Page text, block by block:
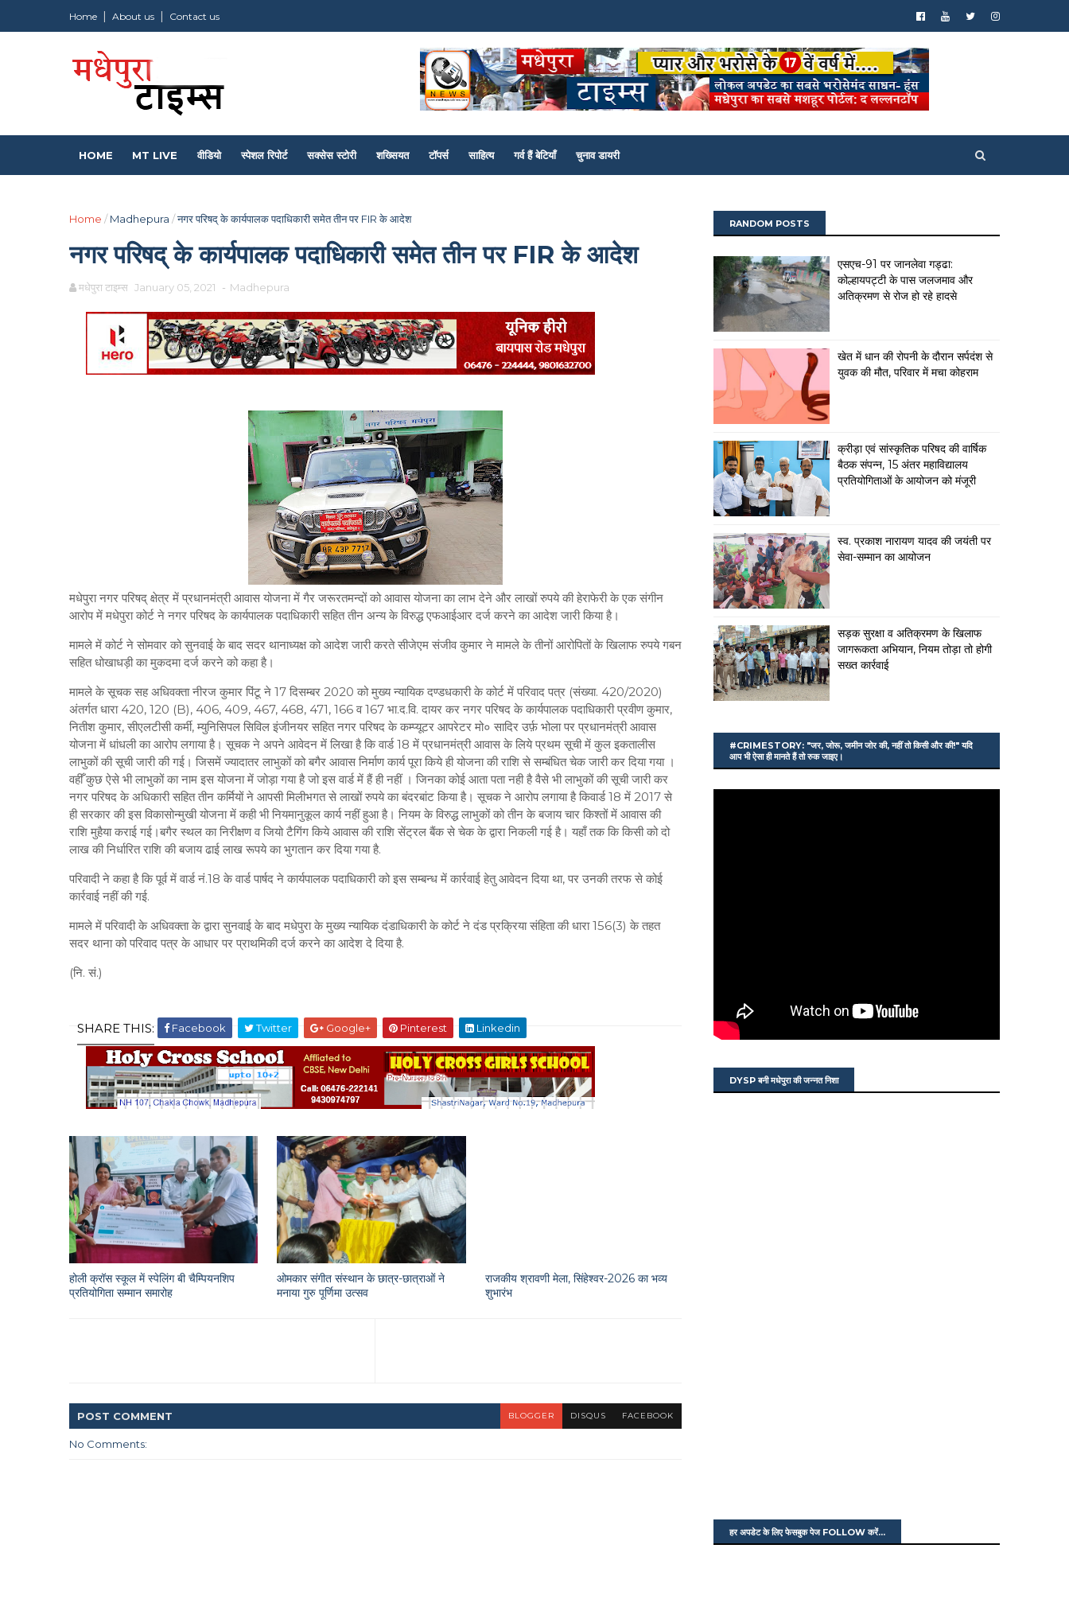
Home About us Contact us
HOME MT LIVE वीडियो स्पेशल रिपोर्ट सक्सेस स्टोरी शख्सियत टॉपर्स साहित्य गर्व हैं बेटियाँ चुनाव डायरी
Home / Madhepura /नगर परिषद् के कार्यपालक पदाधिकारी समेत तीन पर FIR के आदेश
नगर परिषद् के कार्यपालक पदाधिकारी समेत तीन पर FIR के आदेश
मधेपुरा टाइम्स January 05, 2021 - Madhepura
मधेपुरा नगर परिषद् क्षेत्र में प्रधानमंत्री आवास योजना में गैर जरूरतमन्दों को आवास योजना का लाभ देने और लाखों रुपये की हेराफेरी के एक संगीन
आरोप में मधेपुरा कोर्ट ने नगर परिषद के कार्यपालक पदाधिकारी सहित तीन अन्य के विरुद्ध एफआईआर दर्ज करने का आदेश जारी किया है।
मामले में कोर्ट ने सोमवार को सुनवाई के बाद सदर थानाध्यक्ष को आदेश जारी करते सीजेएम संजीव कुमार ने मामले के तीनों आरोपितों के खिलाफ रुपये गबन
सहित धोखाधड़ी का मुकदमा दर्ज करने को कहा है।
मामले के सूचक सह अधिवक्ता नीरज कुमार पिंटू ने 17 दिसम्बर 2020 को मुख्य न्यायिक दण्डधकारी के कोर्ट में परिवाद पत्र (संख्या. 420/2020)
अंतर्गत धारा 420, 120 (B), 406, 409, 467, 468, 471, 166 व 167 भा.द.वि. दायर कर नगर परिषद के कार्यपालक पदाधिकारी प्रवीण कुमार,
नितीश कुमार, सीएलटीसी कर्मी, म्युनिसिपल सिविल इंजीनयर सहित नगर परिषद के कम्प्यूटर आपरेटर मो० सादिर उर्फ़ भोला पर प्रधानमंत्री आवास
योजना में धांधली का आरोप लगाया है। सूचक ने अपने आवेदन में लिखा है कि वार्ड 18 में प्रधानमंत्री आवास के लिये प्रथम सूची में कुल इकतालीस
लाभुकों की सूची जारी की गई। जिसमें ज्यादातर लाभुकों को बगैर आवास निर्माण कार्य पूरा किये ही योजना की राशि से सम्बंधित चेक जारी कर दिया गया ।
वहीँ कुछ ऐसे भी लाभुकों का नाम इस योजना में जोड़ा गया है जो इस वार्ड में हैं ही नहीं । जिनका कोई आता पता नही है वैसे भी लाभुकों की सूची जारी कर
नगर परिषद के अधिकारी सहित तीन कर्मियों ने आपसी मिलीभगत से लाखों रुपये का बंदरबांट किया है। सूचक ने आरोप लगाया है किवार्ड 18 में 2017 से
ही सरकार की इस विकासोन्मुखी योजना में कही भी नियमानुकूल कार्य नहीं हुआ है। नियम के विरुद्ध लाभुकों को तीन के बजाय चार किश्तों में आवास की
राशि मुहैया कराई गई।बगैर स्थल का निरीक्षण व जियो टैगिंग किये आवास की राशि सेंट्रल बैंक से चेक के द्वारा निकली गई है। यहाँ तक कि किसी को दो
लाख की निर्धारित राशि की बजाय ढाई लाख रूपये का भुगतान कर दिया गया है.
परिवादी ने कहा है कि पूर्व में वार्ड नं.18 के वार्ड पार्षद ने कार्यपालक पदाधिकारी को इस सम्बन्ध में कार्रवाई हेतु आवेदन दिया था, पर उनकी तरफ से कोई
कार्रवाई नहीं की गई.
मामले में परिवादी के अधिवक्ता के द्वारा सुनवाई के बाद मधेपुरा के मुख्य न्यायिक दंडाधिकारी के कोर्ट ने दंड प्रक्रिया संहिता की धारा 156(3) के तहत
सदर थाना को परिवाद पत्र के आधार पर प्राथमिकी दर्ज करने का आदेश दे दिया है.
(नि. सं.)
SHARE THIS: Facebook Twitter Google+ Pinterest Linkedin
होली क्रॉस स्कूल में स्पेलिंग बी चैम्पियनशिप
प्रतियोगिता सम्मान समारोह
ओमकार संगीत संस्थान के छात्र-छात्राओं ने
मनाया गुरु पूर्णिमा उत्सव
राजकीय श्रावणी मेला, सिंहेश्वर-2026 का भव्य
शुभारंभ
POST COMMENT BLOGGER DISQUS FACEBOOK
No Comments:
RANDOM POSTS
एसएच-91 पर जानलेवा गड्ढा:
कोल्हायपट्टी के पास जलजमाव और
अतिक्रमण से रोज हो रहे हादसे
खेत में धान की रोपनी के दौरान सर्पदंश से
युवक की मौत, परिवार में मचा कोहराम
क्रीड़ा एवं सांस्कृतिक परिषद की वार्षिक
बैठक संपन्न, 15 अंतर महाविद्यालय
प्रतियोगिताओं के आयोजन को मंजूरी
स्व. प्रकाश नारायण यादव की जयंती पर
सेवा-सम्मान का आयोजन
सड़क सुरक्षा व अतिक्रमण के खिलाफ
जागरूकता अभियान, नियम तोड़ा तो होगी
सख्त कार्रवाई
#CRIMESTORY: "जर, जोरू, जमीन जोर की, नहीं तो किसी और की!" यदि
आप भी ऐसा ही मानते हैं तो रुक जाइए।
DYSP बनी मधेपुरा की जन्नत निशा
हर अपडेट के लिए फेसबुक पेज FOLLOW करें...